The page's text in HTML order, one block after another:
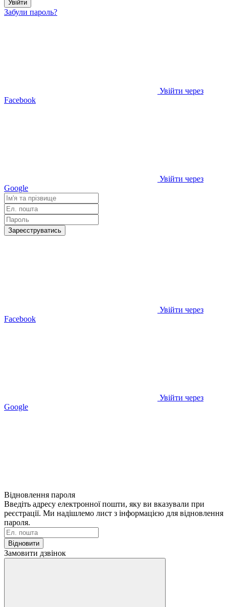
Увійти
Забули пароль?
Увійти через
Facebook
Увійти через
Google
Зареєструватись
Увійти через
Facebook
Увійти через
Google
Відновлення пароля
Введіть адресу електронної пошти, яку ви вказували при
реєстрації. Ми надішлемо лист з інформацією для відновлення
пароля.
Відновити
Замовити дзвінок